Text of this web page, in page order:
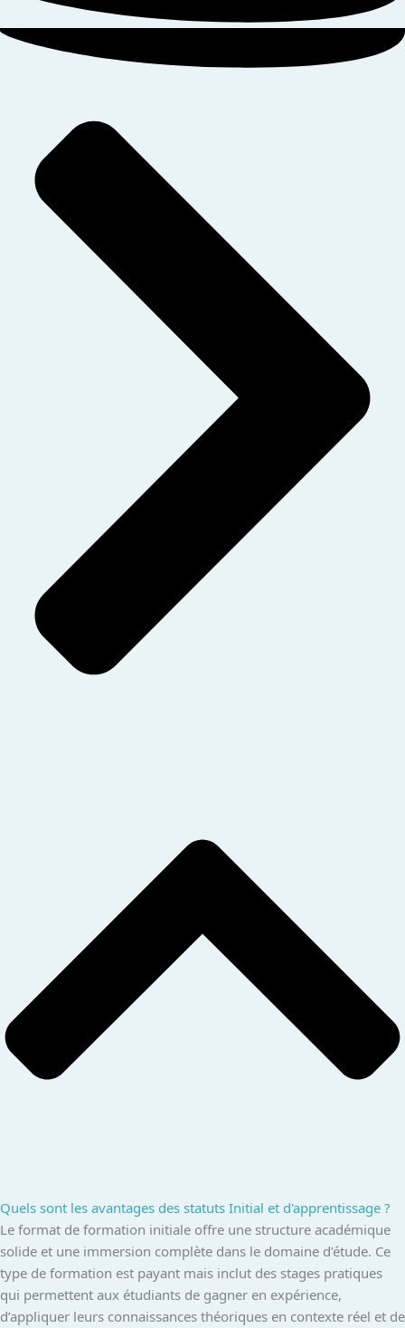
Quels sont les avantages des statuts Initial et d'apprentissage ?
Le format de formation initiale offre une structure académique
solide et une immersion complète dans le domaine d’étude. Ce
type de formation est payant mais inclut des stages pratiques
qui permettent aux étudiants de gagner en expérience,
d’appliquer leurs connaissances théoriques en contexte réel et de